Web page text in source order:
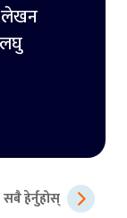
लेखन
सबै हेर्नुहोस्